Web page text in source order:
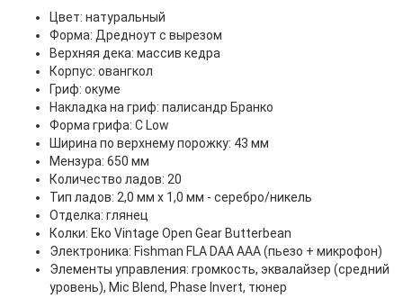
Цвет: натуральный
Форма: Дредноут с вырезом
Верхняя дека: массив кедра
Корпус: овангкол
Гриф: окуме
Накладка на гриф: палисандр Бранко
Форма грифа: C Low
Ширина по верхнему порожку: 43 мм
Мензура: 650 мм
Количество ладов: 20
Тип ладов: 2,0 мм x 1,0 мм - серебро/никель
Отделка: глянец
Колки: Eko Vintage Open Gear Butterbean
Электроника: Fishman FLA DAA AAA (пьезо + микрофон)
Элементы управления: громкость, эквалайзер (средний
уровень), Mic Blend, Phase Invert, тюнер